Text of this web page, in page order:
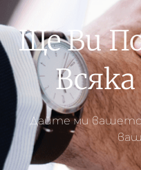
Ще Ви
Дайте ми вашето